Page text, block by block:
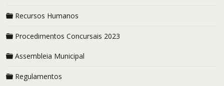
Recursos Humanos
Procedimentos Concursais 2023
Assembleia Municipal
Regulamentos